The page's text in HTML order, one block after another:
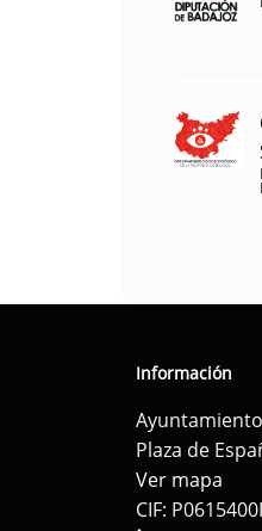
Información
Plaza de
Ver mapa
CIF: P0615400I